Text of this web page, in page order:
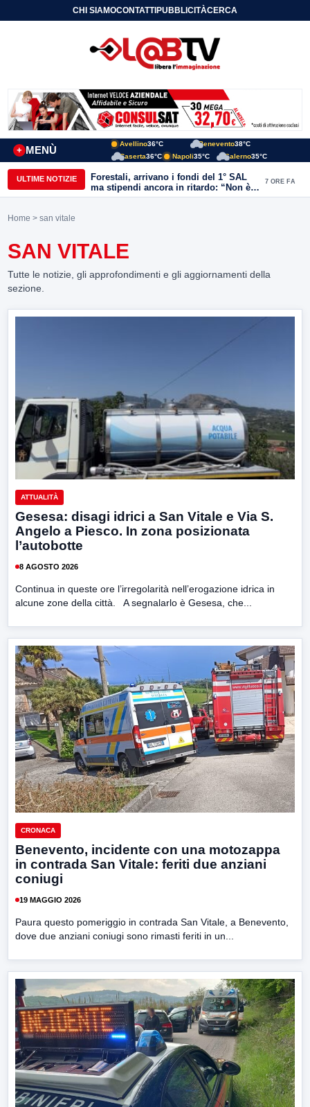
CHI SIAMOCONTATTIPUBBLICITÀCERCA
MENÙ
+
Avellino36°C Benevento38°C
Caserta36°C Napoli35°C Salerno35°C
ULTIME NOTIZIE
Forestali, arrivano i fondi del 1° SAL
ma stipendi ancora in ritardo: “Non è
più sostenibile”
7 ORE FA
Home > san vitale
SAN VITALE
Tutte le notizie, gli approfondimenti e gli aggiornamenti della
sezione.
ATTUALITÀ
Gesesa: disagi idrici a San Vitale e Via S.
Angelo a Piesco. In zona posizionata
l’autobotte
8 AGOSTO 2026
Continua in queste ore l’irregolarità nell’erogazione idrica in
alcune zone della città. A segnalarlo è Gesesa, che...
CRONACA
Benevento, incidente con una motozappa
in contrada San Vitale: feriti due anziani
coniugi
19 MAGGIO 2026
Paura questo pomeriggio in contrada San Vitale, a Benevento,
dove due anziani coniugi sono rimasti feriti in un...